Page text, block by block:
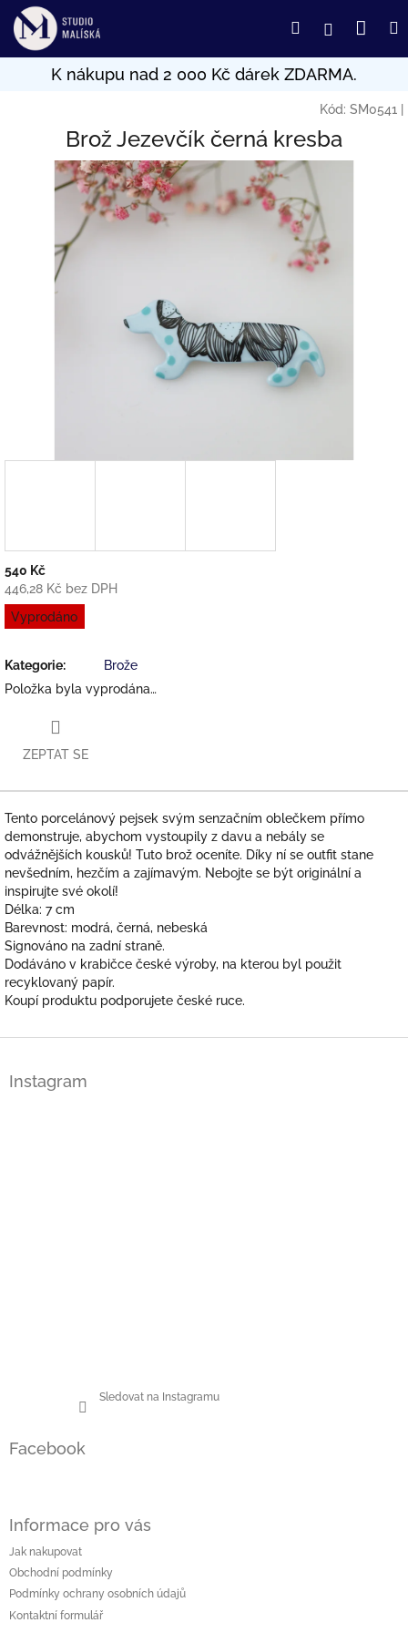
Přejít
obsah
HledatPřihlášení
Kód: SM0541
Brož Jezevčík černá kresba
540 Kč
446,28 Kč bez DPH
Měrná
cena:
Vyprodáno
Kategorie:
Brože
Položka byla vyprodána…
ZEPTAT SE
Tento porcelánový pejsek svým senzačním oblečkem přímo
demonstruje, abychom vystoupily z davu a nebály se
odvážnějších kousků! Tuto brož oceníte. Díky ní se outfit stane
nevšedním, hezčím a zajímavým. Nebojte se být originální a
inspirujte své okolí!
Délka: 7 cm
Barevnost: modrá, černá, nebeská
Signováno na zadní straně.
Dodáváno v krabičce české výroby, na kterou byl použit
recyklovaný papír.
Koupí produktu podporujete české ruce.
Instagram
Sledovat na Instagramu
Facebook
Informace pro vás
Jak nakupovat
Obchodní podmínky
Podmínky ochrany osobních údajů
Kontaktní formulář